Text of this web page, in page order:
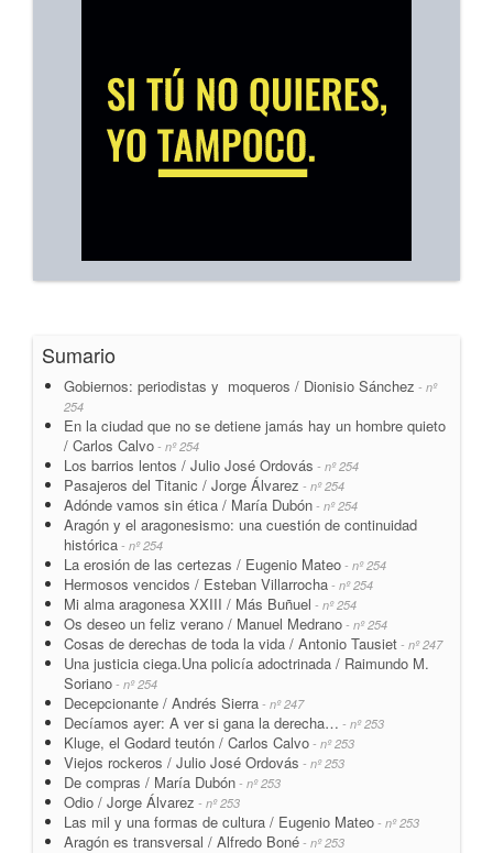
Sumario
Gobiernos: periodistas y moqueros / Dionisio Sánchez - nº
254
En la ciudad que no se detiene jamás hay un hombre quieto
/ Carlos Calvo - nº 254
Los barrios lentos / Julio José Ordovás - nº 254
Pasajeros del Titanic / Jorge Álvarez - nº 254
Adónde vamos sin ética / María Dubón - nº 254
Aragón y el aragonesismo: una cuestión de continuidad
histórica - nº 254
La erosión de las certezas / Eugenio Mateo - nº 254
Hermosos vencidos / Esteban Villarrocha - nº 254
Mi alma aragonesa XXIII / Más Buñuel - nº 254
Os deseo un feliz verano / Manuel Medrano - nº 254
Cosas de derechas de toda la vida / Antonio Tausiet - nº 247
Una justicia ciega.Una policía adoctrinada / Raimundo M.
Soriano - nº 254
Decepcionante / Andrés Sierra - nº 247
Decíamos ayer: A ver si gana la derecha… - nº 253
Kluge, el Godard teutón / Carlos Calvo - nº 253
Viejos rockeros / Julio José Ordovás - nº 253
De compras / María Dubón - nº 253
Odio / Jorge Álvarez - nº 253
Las mil y una formas de cultura / Eugenio Mateo - nº 253
Aragón es transversal / Alfredo Boné - nº 253